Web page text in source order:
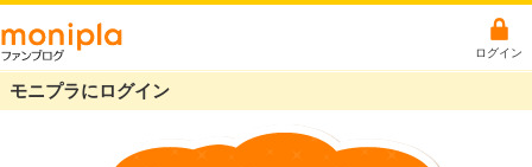
ログイン
モニプラにログイン